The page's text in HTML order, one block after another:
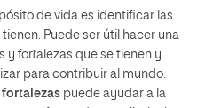
de vida es identificar las
Puede ser útil hacer una
y fortalezas que se tienen y
para contribuir al mundo.
puede ayudar a la